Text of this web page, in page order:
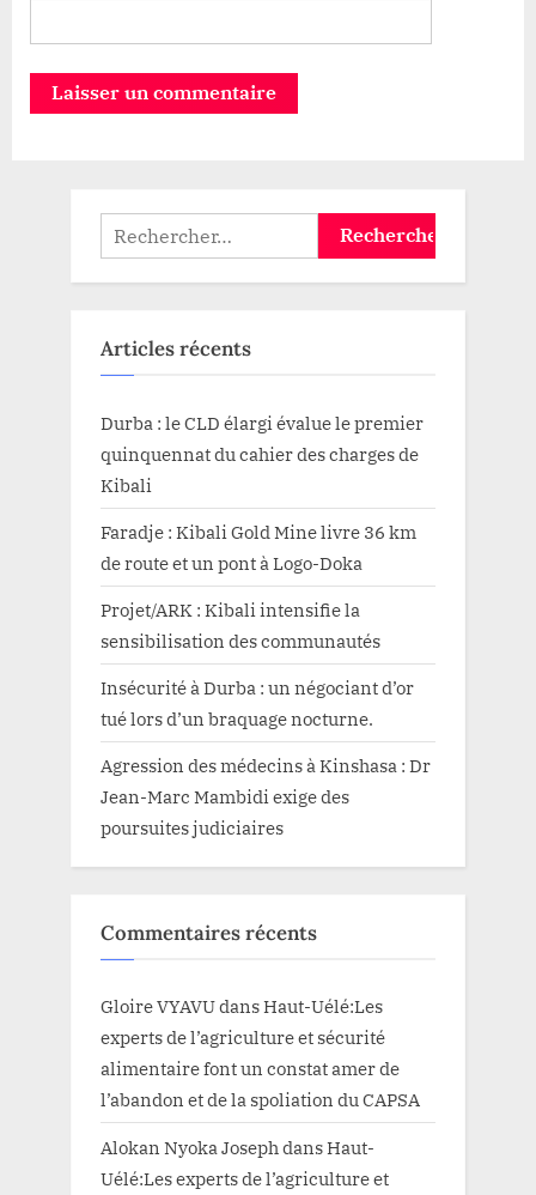
Rechercher :
Articles récents
Durba : le CLD élargi évalue le premier
quinquennat du cahier des charges de
Kibali
Faradje : Kibali Gold Mine livre 36 km
de route et un pont à Logo-Doka
Projet/ARK : Kibali intensifie la
sensibilisation des communautés
Insécurité à Durba : un négociant d’or
tué lors d’un braquage nocturne.
Agression des médecins à Kinshasa : Dr
Jean-Marc Mambidi exige des
poursuites judiciaires
Commentaires récents
Gloire VYAVUdansHaut-Uélé:Les
experts de l’agriculture et sécurité
alimentaire font un constat amer de
l’abandon et de la spoliation du CAPSA
Alokan Nyoka Joseph dansHaut-
Uélé:Les experts de l’agriculture et